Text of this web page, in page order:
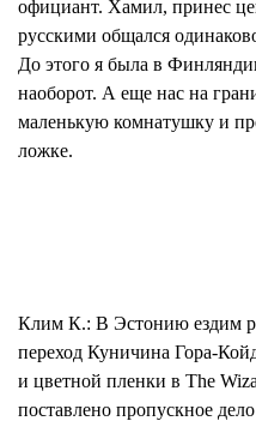
официант. Хамил, принес
русскими общался
До этого я была в
наоборот. А еще нас на
маленькую комнатушку и
ложке.
Клим К.: В Эстонию ездим
переход Куничина Гора-
и цветной пленки в The
поставлено пропускное